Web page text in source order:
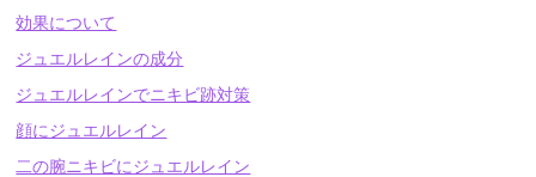
効果について
ジュエルレインの成分
ジュエルレインでニキビ跡対策
顔にジュエルレイン
二の腕ニキビにジュエルレイン